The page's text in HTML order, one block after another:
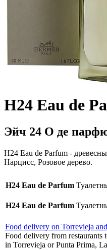
H24 Eau de
Эйч 24 О де
H24 Eau de Parfum -
Нарцисс, Розовое дерево.
H24 Eau de Parfum
H24 Eau de Parfum
Food delivery on Torrevieja
Food delivery from restaurants
in Torrevieja or Punta Prima,